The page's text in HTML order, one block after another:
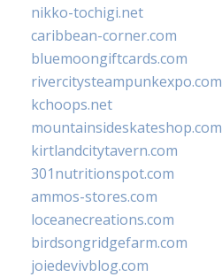
nikko-tochigi.net
caribbean-corner.com
bluemoongiftcards.com
rivercitysteampunkexpo.com
kchoops.net
mountainsideskateshop.com
kirtlandcitytavern.com
301nutritionspot.com
ammos-stores.com
loceanecreations.com
birdsongridgefarm.com
joiedevivblog.com